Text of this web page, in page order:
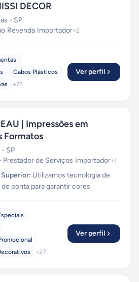
DECOR
- SP
·Revenda·Importador+2
Cabos Plásticos
+72
Ver perfil
| Impressões em
Formatos
- SP
·Prestador de Serviços·Importador+1
Utilizamos tecnologia de
ponta para garantir cores
para atender às suas
específicas e captar a essência
Comprometidos com prazos,
+27
Ver perfil